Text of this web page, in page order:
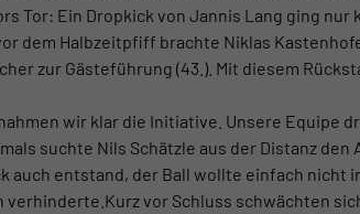
Tor: Ein Dropkick von Jannis Lang ging
dem Halbzeitpfiff brachte Niklas
zur Gästeführung (43.). Mit diesem
wir klar die Initiative. Unsere Equipe
suchte Nils Schätzle aus der Distanz
auch entstand, der Ball wollte einfach nicht
vor Schluss schwächten